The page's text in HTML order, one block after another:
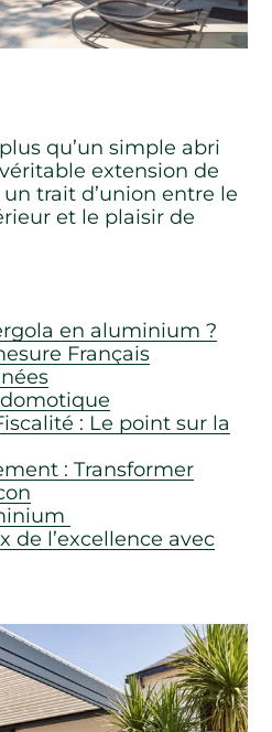
qu’un simple abri
extension de
trait d’union entre le
et le plaisir de
en aluminium ?
Français
: Le point sur la
: Transformer
de l’excellence avec